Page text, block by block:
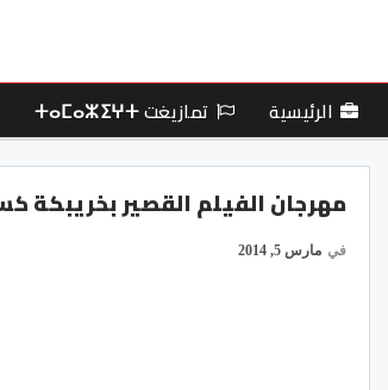
الرئيسية تمازيغت ⵜⴰⵎⴰⵣⵉⵖⵜ
مهرجان الفيلم القصير بخريبكة
في مارس 5, 2014